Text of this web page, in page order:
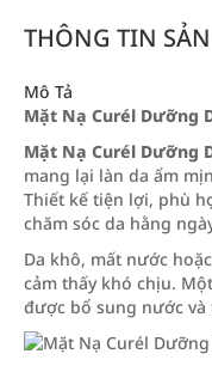
THÔNG TIN
Mô Tả
Mặt Nạ Curél Dưỡng
Mặt Nạ Curél Dưỡng
mang lại làn da ẩm
Thiết kế tiện lợi, phù
chăm sóc da hằng
Da khô, mất nước
cảm thấy khó chịu.
được bổ sung nước